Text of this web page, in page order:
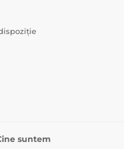
suntem